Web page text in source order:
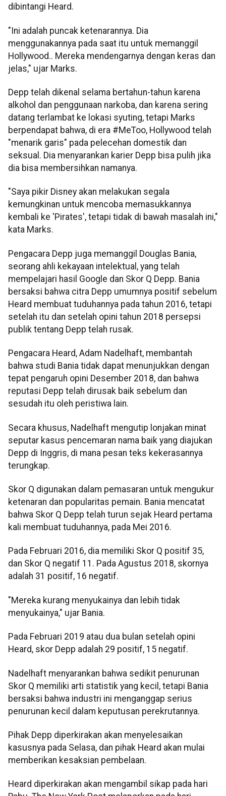
dibintangi Heard.
"Ini adalah puncak ketenarannya. Dia
menggunakannya pada saat itu untuk memanggil
Hollywood.. Mereka mendengarnya dengan keras dan
jelas," ujar Marks.
Depp telah dikenal selama bertahun-tahun karena
alkohol dan penggunaan narkoba, dan karena sering
datang terlambat ke lokasi syuting, tetapi Marks
berpendapat bahwa, di era #MeToo, Hollywood telah
"menarik garis" pada pelecehan domestik dan
seksual. Dia menyarankan karier Depp bisa pulih jika
dia bisa membersihkan namanya.
"Saya pikir Disney akan melakukan segala
kemungkinan untuk mencoba memasukkannya
kembali ke 'Pirates', tetapi tidak di bawah masalah ini,"
kata Marks.
Pengacara Depp juga memanggil Douglas Bania,
seorang ahli kekayaan intelektual, yang telah
mempelajari hasil Google dan Skor Q Depp. Bania
bersaksi bahwa citra Depp umumnya positif sebelum
Heard membuat tuduhannya pada tahun 2016, tetapi
setelah itu dan setelah opini tahun 2018 persepsi
publik tentang Depp telah rusak.
Pengacara Heard, Adam Nadelhaft, membantah
bahwa studi Bania tidak dapat menunjukkan dengan
tepat pengaruh opini Desember 2018, dan bahwa
reputasi Depp telah dirusak baik sebelum dan
sesudah itu oleh peristiwa lain.
Secara khusus, Nadelhaft mengutip lonjakan minat
seputar kasus pencemaran nama baik yang diajukan
Depp di Inggris, di mana pesan teks kekerasannya
terungkap.
Skor Q digunakan dalam pemasaran untuk mengukur
ketenaran dan popularitas pemain. Bania mencatat
bahwa Skor Q Depp telah turun sejak Heard pertama
kali membuat tuduhannya, pada Mei 2016.
Pada Februari 2016, dia memiliki Skor Q positif 35,
dan Skor Q negatif 11. Pada Agustus 2018, skornya
adalah 31 positif, 16 negatif.
"Mereka kurang menyukainya dan lebih tidak
menyukainya," ujar Bania.
Pada Februari 2019 atau dua bulan setelah opini
Heard, skor Depp adalah 29 positif, 15 negatif.
Nadelhaft menyarankan bahwa sedikit penurunan
Skor Q memiliki arti statistik yang kecil, tetapi Bania
bersaksi bahwa industri ini menganggap serius
penurunan kecil dalam keputusan perekrutannya.
Pihak Depp diperkirakan akan menyelesaikan
kasusnya pada Selasa, dan pihak Heard akan mulai
memberikan kesaksian pembelaan.
Heard diperkirakan akan mengambil sikap pada hari